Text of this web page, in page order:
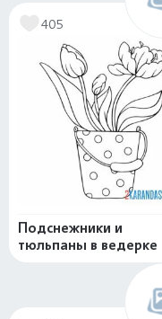
405
Подснежники и
тюльпаны в ведерке